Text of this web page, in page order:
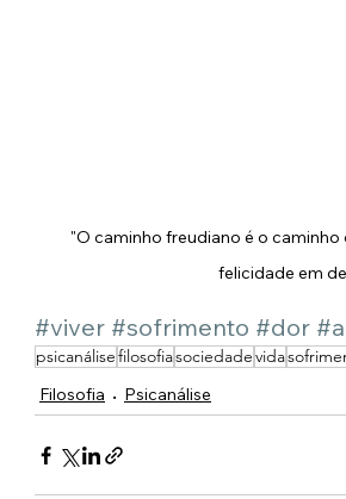
"O caminho freudiano é o
felicidade em
#viver #sofrimento #dor
psicanálisefilosofiasociedadevida
Filosofia
Psicanálise